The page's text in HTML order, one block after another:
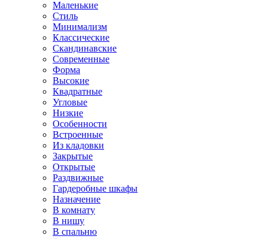
Маленькие
Стиль
Минимализм
Классические
Скандинавские
Современные
Форма
Высокие
Квадратные
Угловые
Низкие
Особенности
Встроенные
Из кладовки
Закрытые
Открытые
Раздвижные
Гардеробные шкафы
Назначение
В комнату
В нишу
В спальню